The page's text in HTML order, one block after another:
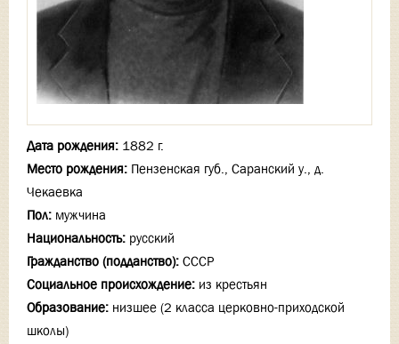
Дата рождения: 1882 г.
Место рождения: Пензенская губ., Саранский у., д.
Чекаевка
Пол: мужчина
Национальность: русский
Гражданство (подданство): СССР
Социальное происхождение: из крестьян
Образование: низшее (2 класса церковно-приходской
школы)